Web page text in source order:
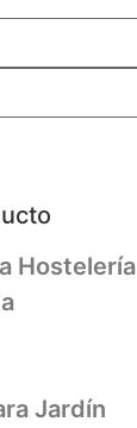
Hostelería
Jardín